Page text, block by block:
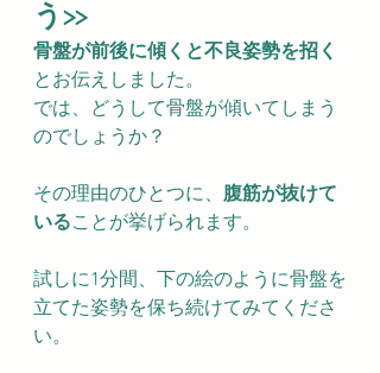
う>>
骨盤が前後に傾くと不良姿勢を招く
とお伝えしました。
では、どうして骨盤が傾いてしまう
のでしょうか？
その理由のひとつに、 腹筋が抜けて
いることが挙げられます。
試しに1分間、下の絵のように骨盤を
立てた姿勢を保ち続けてみてくださ
い。